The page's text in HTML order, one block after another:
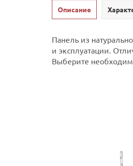
Описание
Панель из
и эксплуатации.
Выберите